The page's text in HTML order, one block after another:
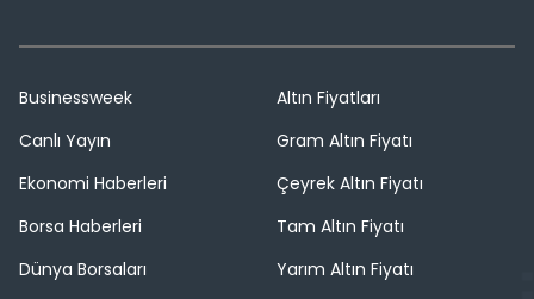
Businessweek
Canlı Yayın
Ekonomi Haberleri
Borsa Haberleri
Dünya Borsaları
Altın Fiyatları
Gram Altın Fiyatı
Çeyrek Altın Fiyatı
Tam Altın Fiyatı
Yarım Altın Fiyatı